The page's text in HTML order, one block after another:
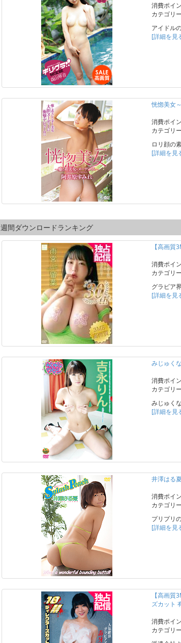
消費ポイ
カテゴリ
アイドル
[詳細を見
恍惚美女
消費ポイ
カテゴリ
ロリ顔の
[詳細を見
週間ダウンロードランキング
【高画
消費ポイ
カテゴリ
グラビア
[詳細を見
みじゅく
消費ポイ
カテゴリ
みじゅく
[詳細を見
井澤はる
消費ポイ
カテゴリ
プリプリ
[詳細を見
【高画
ズカット
消費ポイ
カテゴリ